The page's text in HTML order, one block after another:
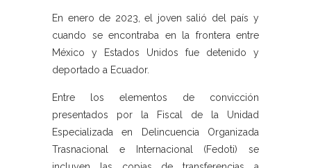
En enero de 2023, el joven salió del país y
cuando se encontraba en la frontera entre
México y Estados Unidos fue detenido y
deportado a Ecuador.
Entre los elementos de convicción
presentados por la Fiscal de la Unidad
Especializada en Delincuencia Organizada
Trasnacional e Internacional (Fedoti) se